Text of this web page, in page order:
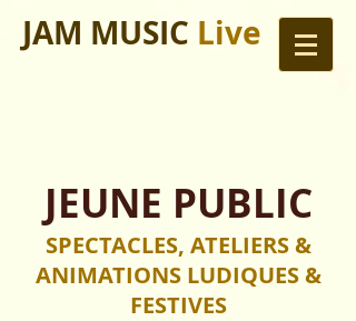
JAM MUSIC Live
JEUNE PUBLIC
SPECTACLES, ATELIERS &
ANIMATIONS LUDIQUES &
FESTIVES